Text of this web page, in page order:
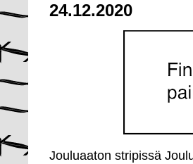
24.12.2020
Jouluaaton stripissä